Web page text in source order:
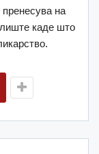
на
каде што